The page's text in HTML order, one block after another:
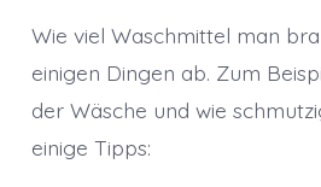
Wie viel Waschmittel man
einigen Dingen ab. Zum
der Wäsche und wie
einige Tipps: